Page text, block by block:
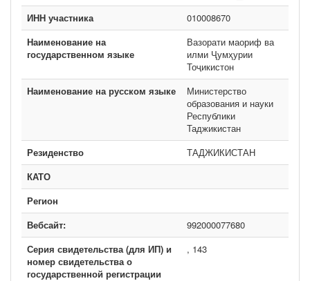
ИНН участника
010008670
Наименование на
государственном языке
Вазорати маориф ва
илми Ҷумҳурии
Тоҷикистон
Наименование на русском языке
Министерство
образования и науки
Республики
Таджикистан
Резиденство
ТАДЖИКИСТАН
КАТО
Регион
Вебсайт:
992000077680
Серия свидетельства (для ИП) и
номер свидетельства о
государственной регистрации
, 143